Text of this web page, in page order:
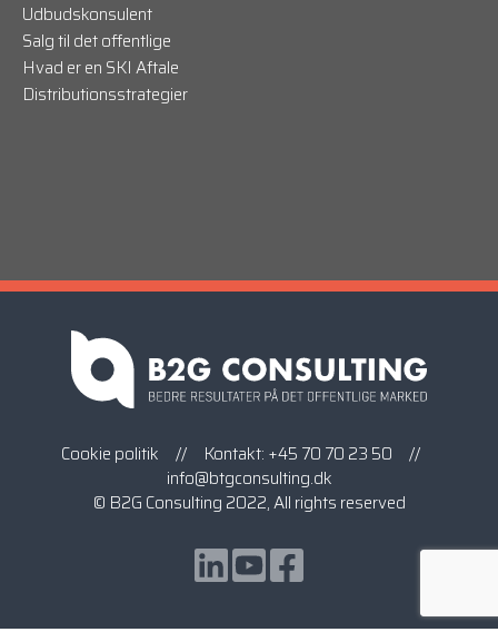
Udbudskonsulent
Salg til det offentlige
Hvad er en SKI Aftale
Distributionsstrategier
Cookie politik // Kontakt: +45 70 70 23 50 //
info@btgconsulting.dk
© B2G Consulting 2022, All rights reserved